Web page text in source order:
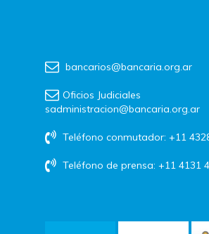
bancarios@bancaria.org.ar
Oficios Judiciales
sadministracion@bancaria.org.ar
Teléfono conmutador: +11
Teléfono de prensa: +11 4131